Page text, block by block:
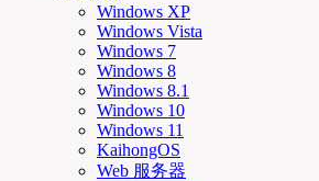
Windows XP
Windows Vista
Windows 7
Windows 8
Windows 8.1
Windows 10
Windows 11
KaihongOS
Web 服务器